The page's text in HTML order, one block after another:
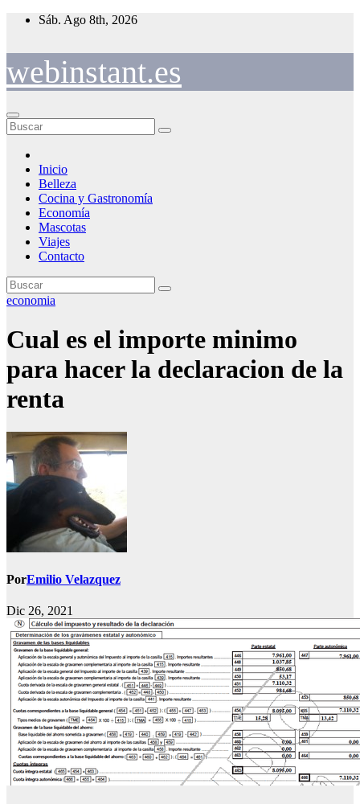
Saltar
Sáb. Ago 8th, 2026
webinstant.es
Inicio
Belleza
Cocina y Gastronomía
Economía
Mascotas
Viajes
Contacto
economia
Cual es el importe minimo
para hacer la declaracion de la
renta
PorEmilio Velazquez
Dic 26, 2021